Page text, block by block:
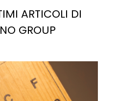
sfruttata correttamente,
e superare, la
attuale e futura.
ARTICOLI DI
GROUP